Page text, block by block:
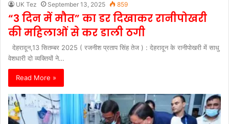
UK Tez September 13, 2025 859
“3 दिन में मौत” का डर दिखाकर रानीपोखरी
की महिलाओं से कर डाली ठगी
देहरादून,13 सितम्बर 2025 ( रजनीश प्रताप सिंह तेज ) : देहरादून के रानीपोखरी में साधु
वेशधारी दो व्यक्तियों ने…
Read More »